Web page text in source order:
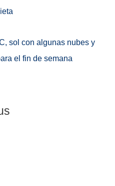
sol con algunas nubes y
el fin de semana